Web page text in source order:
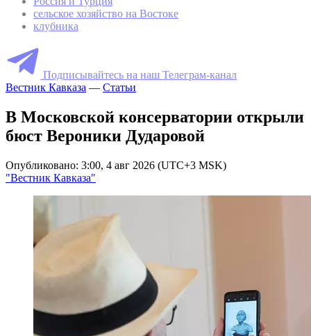
сельское хозяйство на Востоке
клубника
Подписывайтесь на наш Телеграм-канал
Вестник Кавказа — Статьи
В Московской консерватории открыли
бюст Вероники Дударовой
Опубликовано: 3:00, 4 авг 2026 (UTC+3 MSK)
"Вестник Кавказа"